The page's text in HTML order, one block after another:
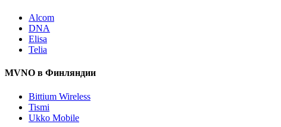
Alcom
DNA
Elisa
Telia
MVNO в Финляндии
Bittium Wireless
Tismi
Ukko Mobile